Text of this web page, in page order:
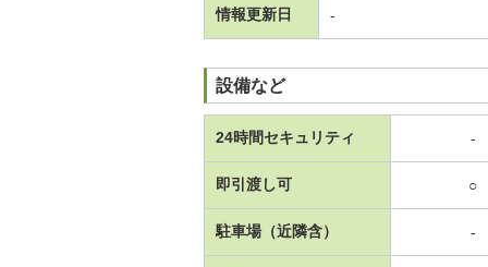
情報更新日 -
設備など
24時間セキュリティ -
即引渡し可 ○
駐車場（近隣含） -